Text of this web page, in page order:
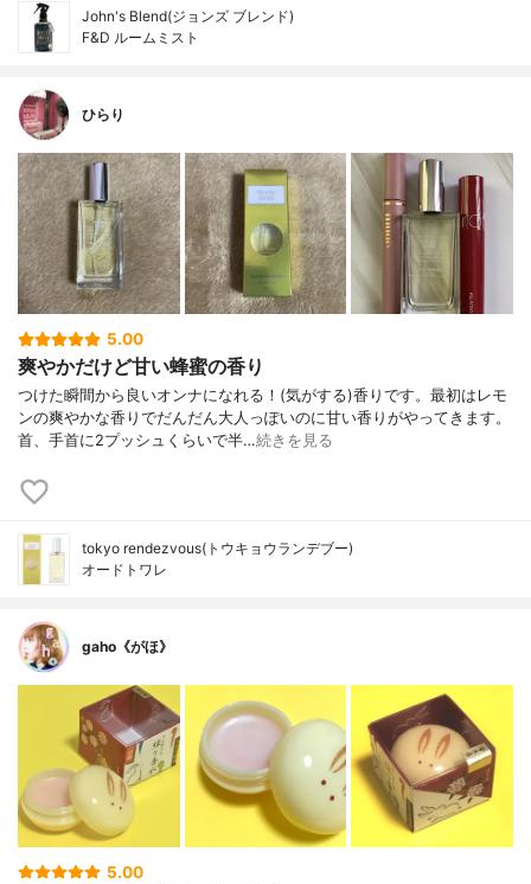
John's Blend(ジョンズ ブレンド)
F&D ルームミスト
ひらり
5.00
爽やかだけど甘い蜂蜜の香り
つけた瞬間から良いオンナになれる！(気がする)香りです。最初はレモ
ンの爽やかな香りでだんだん大人っぽいのに甘い香りがやってきます。
首、手首に2プッシュくらいで半…続きを見る
tokyo rendezvous(トウキョウランデブー)
オードトワレ
gaho《がほ》
5.00